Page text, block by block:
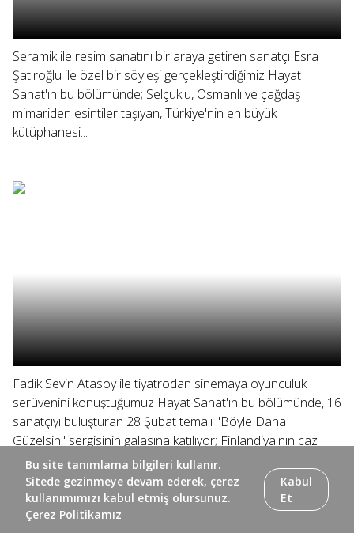
Seramik ile resim sanatını bir araya getiren sanatçı Esra
Şatıroğlu ile özel bir söyleşi gerçekleştirdiğimiz Hayat
Sanat'ın bu bölümünde; Selçuklu, Osmanlı ve çağdaş
mimariden esintiler taşıyan, Türkiye'nin en büyük
kütüphanesi...
Fadik Sevin Atasoy ile tiyatrodan sinemaya oyunculuk
serüvenini konuştuğumuz Hayat Sanat'ın bu bölümünde, 16
sanatçıyı buluşturan 28 Şubat temalı "Böyle Daha
Güzelsin" sergisinin galasına katılıyor; Finlandiya'nın caz
üçlülerinden "Kari İkonen...
Bu site tanımlama bilgileri kullanır.
Sitede gezinmeye devam ederek, çerez
kullanımımızı kabul etmiş olursunuz.
Çerez Politikamız
Kabul
Et